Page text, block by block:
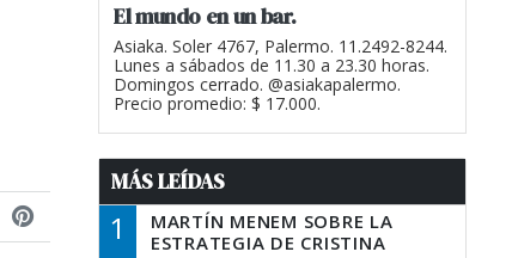
El mundo en un bar.
Asiaka. Soler 4767, Palermo. 11.2492-8244.
Lunes a sábados de 11.30 a 23.30 horas.
Domingos cerrado. @asiakapalermo.
Precio promedio: $ 17.000.
MÁS LEÍDAS
1
MARTÍN MENEM SOBRE LA
ESTRATEGIA DE CRISTINA